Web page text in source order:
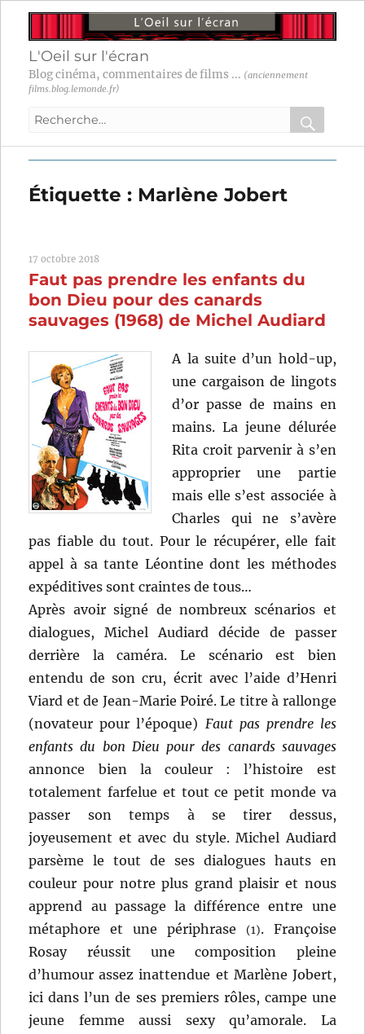
L'Oeil sur l'écran
Blog cinéma, commentaires de films ... (anciennement
films.blog.lemonde.fr)
Recherche
:
OK
Étiquette : Marlène Jobert
17 octobre 2018
Faut pas prendre les enfants du
bon Dieu pour des canards
sauvages (1968) de Michel Audiard
A la suite d’un hold-up,
une cargaison de lingots
d’or passe de mains en
mains. La jeune délurée
Rita croit parvenir à s’en
approprier une partie
mais elle s’est associée à
Charles qui ne s’avère
pas fiable du tout. Pour le récupérer, elle fait
appel à sa tante Léontine dont les méthodes
expéditives sont craintes de tous…
Après avoir signé de nombreux scénarios et
dialogues, Michel Audiard décide de passer
derrière la caméra. Le scénario est bien
entendu de son cru, écrit avec l’aide d’Henri
Viard et de Jean-Marie Poiré. Le titre à rallonge
(novateur pour l’époque) Faut pas prendre les
enfants du bon Dieu pour des canards sauvages
annonce bien la couleur : l’histoire est
totalement farfelue et tout ce petit monde va
passer son temps à se tirer dessus,
joyeusement et avec du style. Michel Audiard
parsème le tout de ses dialogues hauts en
couleur pour notre plus grand plaisir et nous
apprend au passage la différence entre une
métaphore et une périphrase
(1). Françoise
Rosay réussit une composition pleine
d’humour assez inattendue et Marlène Jobert,
ici dans l’un de ses premiers rôles, campe une
jeune femme aussi sexy qu’amorale. La